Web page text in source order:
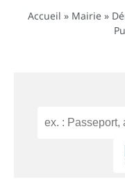
Accueil » Mairie »